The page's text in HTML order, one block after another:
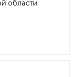
области